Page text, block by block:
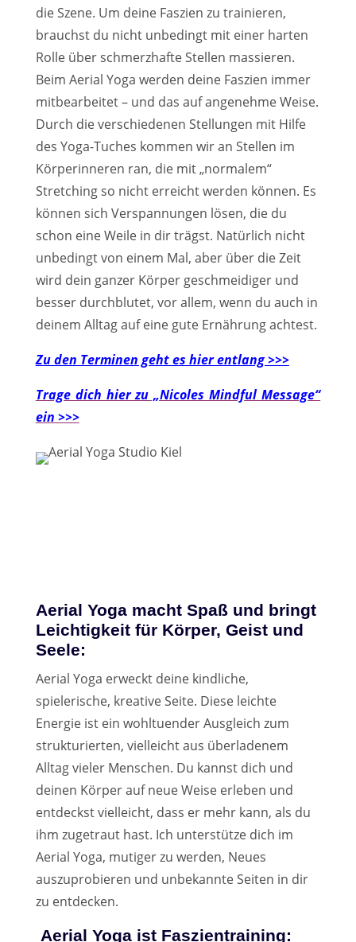
die Szene. Um deine Faszien zu trainieren,
brauchst du nicht unbedingt mit einer harten
Rolle über schmerzhafte Stellen massieren.
Beim Aerial Yoga werden deine Faszien immer
mitbearbeitet – und das auf angenehme Weise.
Durch die verschiedenen Stellungen mit Hilfe
des Yoga-Tuches kommen wir an Stellen im
Körperinneren ran, die mit „normalem“
Stretching so nicht erreicht werden können. Es
können sich Verspannungen lösen, die du
schon eine Weile in dir trägst. Natürlich nicht
unbedingt von einem Mal, aber über die Zeit
wird dein ganzer Körper geschmeidiger und
besser durchblutet, vor allem, wenn du auch in
deinem Alltag auf eine gute Ernährung achtest.
Zu den Terminen geht es hier entlang >>>
Trage dich hier zu „Nicoles Mindful Message“
ein >>>
Aerial Yoga macht Spaß und bringt
Leichtigkeit für Körper, Geist und
Seele:
Aerial Yoga erweckt deine kindliche,
spielerische, kreative Seite. Diese leichte
Energie ist ein wohltuender Ausgleich zum
strukturierten, vielleicht aus überladenem
Alltag vieler Menschen. Du kannst dich und
deinen Körper auf neue Weise erleben und
entdeckst vielleicht, dass er mehr kann, als du
ihm zugetraut hast. Ich unterstütze dich im
Aerial Yoga, mutiger zu werden, Neues
auszuprobieren und unbekannte Seiten in dir
zu entdecken.
Aerial Yoga ist Faszientraining: